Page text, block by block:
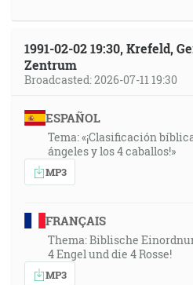
1991-02-02 19:30, Krefeld,
Zentrum
Broadcasted: 2026-07-11 19:30
ESPAÑOL
Tema: «¡Clasificación
ángeles y los 4 caballos!»
MP3
FRANÇAIS
Thema: Biblische
4 Engel und die 4 Rosse!
MP3